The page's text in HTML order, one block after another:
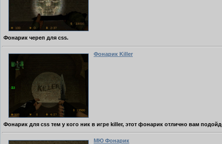
Фонарик череп для css.
Фонарик Killer
Фонарик для css тем у кого ник в игре killer, этот фонарик отлично вам
МЮ Фонарик